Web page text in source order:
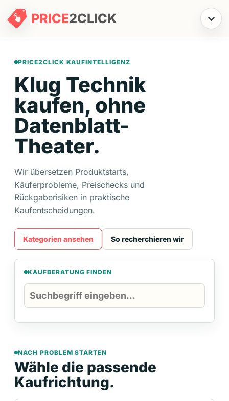
PRICE2CLICK Menü
PRICE2CLICK KAUFINTELLIGENZ
Klug Technik
kaufen, ohne
Datenblatt-
Theater.
Wir übersetzen Produktstarts,
Käuferprobleme, Preischecks und
Rückgaberisiken in praktische
Kaufentscheidungen.
Kategorien ansehen So recherchieren wir
KAUFBERATUNG FINDEN
NACH PROBLEM STARTEN
Wähle die passende
Kaufrichtung.